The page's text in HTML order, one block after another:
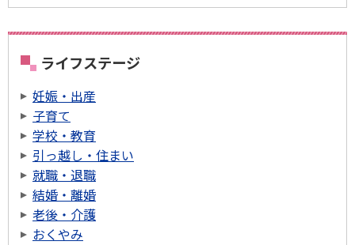
ライフステージ
妊娠・出産
子育て
学校・教育
引っ越し・住まい
就職・退職
結婚・離婚
老後・介護
おくやみ